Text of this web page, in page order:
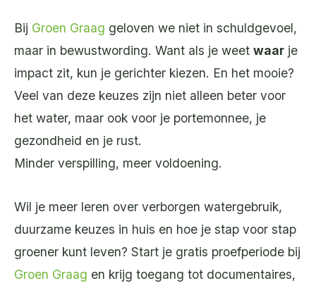
Bij Groen Graag geloven we niet in schuldgevoel,
maar in bewustwording. Want als je weet waar je
impact zit, kun je gerichter kiezen. En het mooie?
Veel van deze keuzes zijn niet alleen beter voor
het water, maar ook voor je portemonnee, je
gezondheid en je rust.
Minder verspilling, meer voldoening.
Wil je meer leren over verborgen watergebruik,
duurzame keuzes in huis en hoe je stap voor stap
groener kunt leven? Start je gratis proefperiode bij
Groen Graag en krijg toegang tot documentaires,